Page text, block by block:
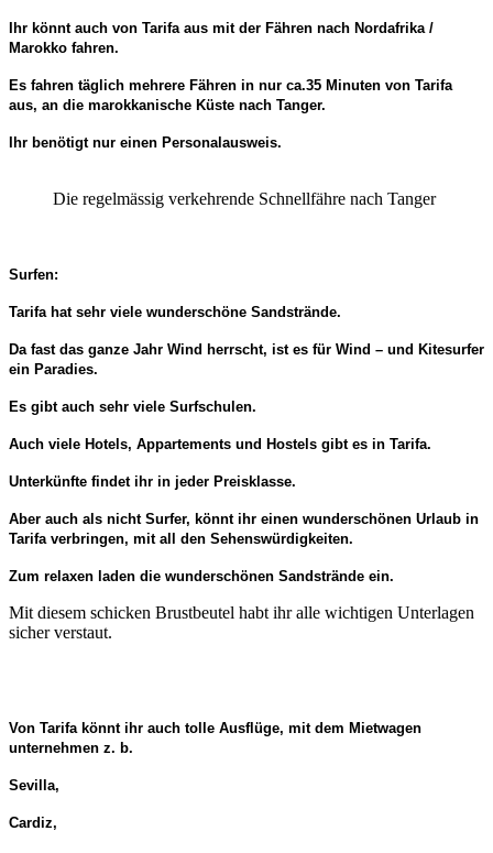
Ihr könnt auch von Tarifa aus mit der Fähren nach Nordafrika /
Marokko fahren.
Es fahren täglich mehrere Fähren in nur ca.35 Minuten von Tarifa
aus, an die marokkanische Küste nach Tanger.
Ihr benötigt nur einen Personalausweis.
Die regelmässig verkehrende Schnellfähre nach Tanger
Surfen:
Tarifa hat sehr viele wunderschöne Sandstrände.
Da fast das ganze Jahr Wind herrscht, ist es für Wind – und Kitesurfer
ein Paradies.
Es gibt auch sehr viele Surfschulen.
Auch viele Hotels, Appartements und Hostels gibt es in Tarifa.
Unterkünfte findet ihr in jeder Preisklasse.
Aber auch als nicht Surfer, könnt ihr einen wunderschönen Urlaub in
Tarifa verbringen, mit all den Sehenswürdigkeiten.
Zum relaxen laden die wunderschönen Sandstrände ein.
Mit diesem schicken Brustbeutel habt ihr alle wichtigen Unterlagen
sicher verstaut.
Von Tarifa könnt ihr auch tolle Ausflüge, mit dem Mietwagen
unternehmen z. b.
Sevilla,
Cardiz,